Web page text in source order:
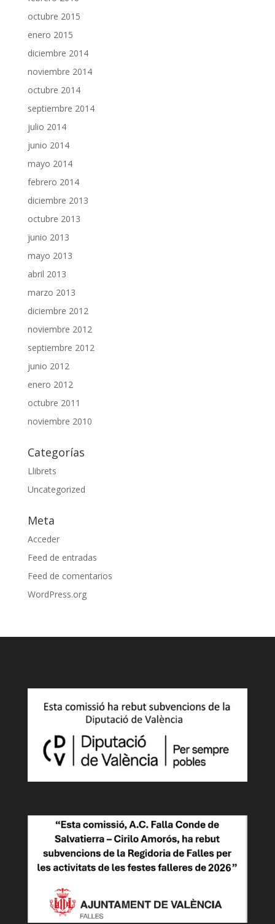
octubre 2015
enero 2015
diciembre 2014
noviembre 2014
octubre 2014
septiembre 2014
julio 2014
junio 2014
mayo 2014
febrero 2014
diciembre 2013
octubre 2013
junio 2013
mayo 2013
abril 2013
marzo 2013
diciembre 2012
noviembre 2012
septiembre 2012
junio 2012
enero 2012
octubre 2011
noviembre 2010
Categorías
Llibrets
Uncategorized
Meta
Acceder
Feed de entradas
Feed de comentarios
WordPress.org